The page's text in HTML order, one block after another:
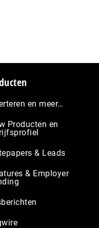
en meer…
Producten en
& Leads
& Employer